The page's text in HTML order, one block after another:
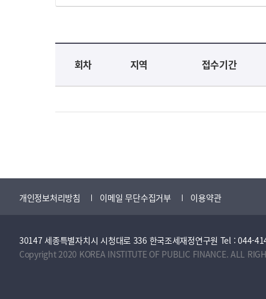
교육신청 목록을 나타낸 표로 회차, 지역, 접수기간, 교육기간, 교육장소, 신청인원/모집인원, 상태로 나뉘어 설명합니다.
회차 지역 접수기간
개인정보처리방침 이메일 무단수집거부 이용약관
30147 세종특별자치시 시청대로 336 한국조세재정연구원 Tel :
Copyright 2020 KOREA INSTITUTE OF PUBLIC FINANCE. ALL